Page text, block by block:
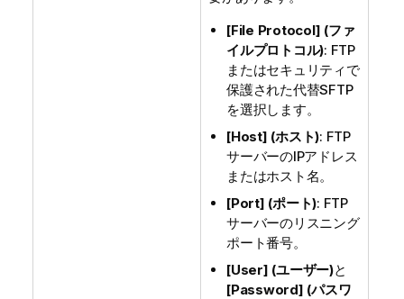
[File Protocol] (ファ
イルプロトコル): FTP
またはセキュリティで
保護された代替SFTP
を選択します。
[Host] (ホスト): FTP
サーバーのIPアドレス
またはホスト名。
[Port] (ポート): FTP
サーバーのリスニング
ポート番号。
[User] (ユーザー)と
[Password] (パスワ